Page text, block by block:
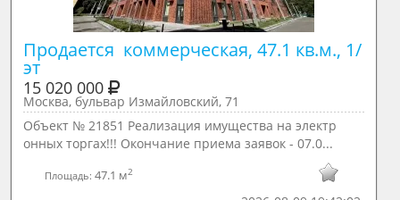
Продается  коммерческая, 47.1 кв.м., 1/
эт
15 020 000
Москва, бульвар Измайловский, 71
Объект № 21851 Реализация имущества на электр
онных торгах!!! Окончание приема заявок - 07.0...
Площадь:47.1 м2